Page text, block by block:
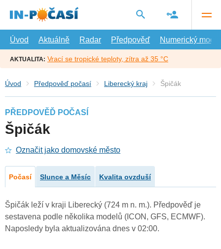
hlavní
Úvod
Aktuálně Radar Předpověď Numerický model
AKTUALITA: Vrací se tropické teploty, zítra až 35 °C
Úvod Předpověď počasí Liberecký kraj Špičák
PŘEDPOVĚĎ POČASÍ
Špičák
Označit jako domovské město
Počasí Slunce a Měsíc Kvalita ovzduší
Špičák leží v kraji Liberecký (724 m n. m.). Předpověď je
sestavena podle několika modelů (ICON, GFS, ECMWF).
Naposledy byla aktualizována dnes v 02:00.